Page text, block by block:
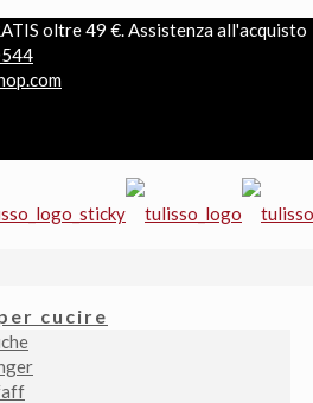
oltre 49 €. Assistenza all'acquisto
cucire